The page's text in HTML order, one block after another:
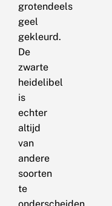
grotendeels
geel
gekleurd.
De
zwarte
heidelibel
is
echter
altijd
van
andere
soorten
te